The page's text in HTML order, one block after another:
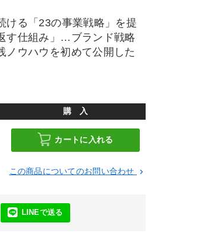
ける「23の事業戦略」を提
す仕組み」…ブランド戦略
ノウハウを初めて公開した
購 入
カートに入れる
この商品についてのお問い合わせ keyboard_arrow_right
LINEで送る